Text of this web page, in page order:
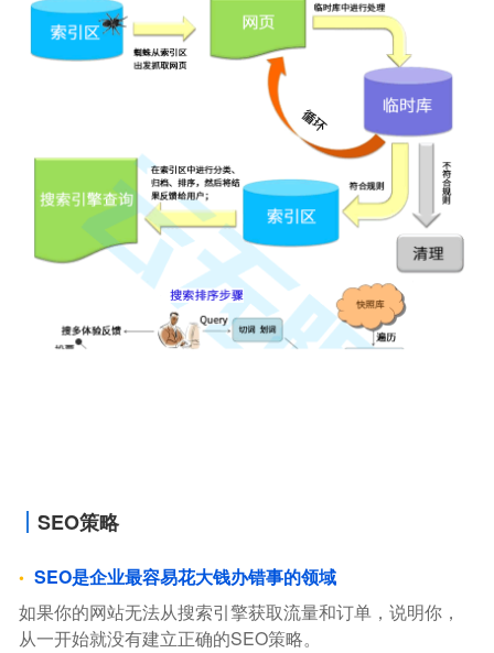
SEO策略
SEO是企业最容易花大钱办错事的领域
如果你的网站无法从搜索引擎获取流量和订单，说明你，
从一开始就没有建立正确的SEO策略。